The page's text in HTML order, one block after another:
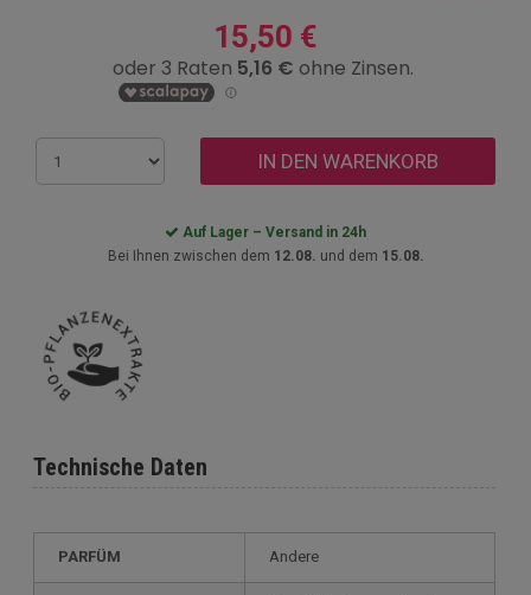
15,50 €
IN DEN WARENKORB
Auf Lager – Versand in 24h
Bei Ihnen zwischen dem 12.08. und dem 15.08.
Technische Daten
PARFÜM Andere